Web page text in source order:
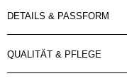
DETAILS & PASSFORM
QUALITÄT & PFLEGE